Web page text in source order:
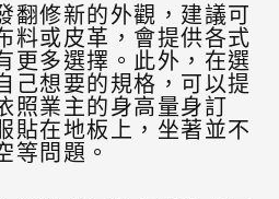
翻修新的外觀，建議可
料或皮革，會提供各式
更多選擇。此外，在選
己想要的規格，可以提
照業主的身高量身訂
貼在地板上，坐著並不
等問題。